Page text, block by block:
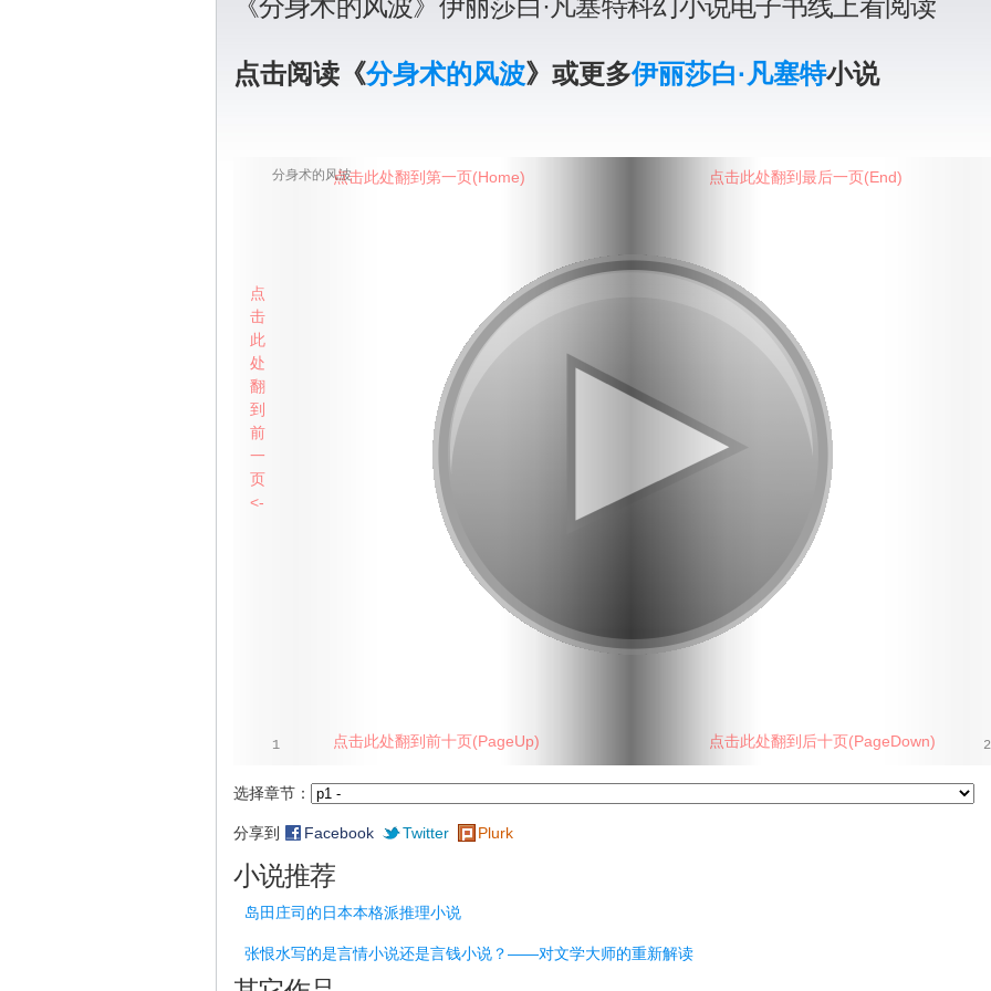
《分身术的风波》伊丽莎白·凡塞特科幻小说电子书线上看阅读
点击阅读《分身术的风波》或更多伊丽莎白·凡塞特小说
分身术的风波
1 2
选择章节：
分享到 Facebook Twitter Plurk
点击此处翻到第一页(Home) 点击此处翻到最后一页(End)
点击此处翻到前十页(PageUp) 点击此处翻到后十页(PageDown)
点
击
此
处
翻
到
前
一
页
<-
小说推荐
岛田庄司的日本本格派推理小说
张恨水写的是言情小说还是言钱小说？——对文学大师的重新解读